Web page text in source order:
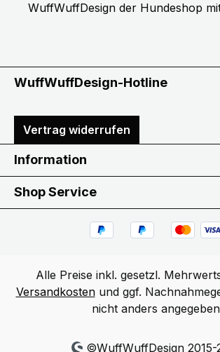
WuffWuffDesign der Hundeshop
WuffWuffDesign-Hotline
Vertrag widerrufen
Information
Shop Service
Alle Preise inkl. gesetzl.
Versandkostenund ggf.
nicht anders
©WuffWuffDesign 2015-